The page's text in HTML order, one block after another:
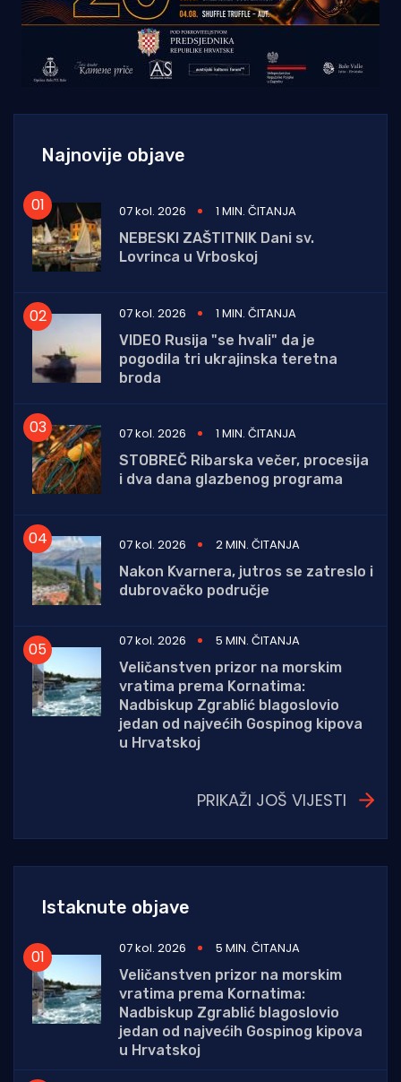
Najnovije objave
07 kol. 2026
1 MIN. ČITANJA
NEBESKI ZAŠTITNIK Dani sv.
Lovrinca u Vrboskoj
07 kol. 2026
1 MIN. ČITANJA
VIDEO Rusija "se hvali" da je
pogodila tri ukrajinska teretna
broda
07 kol. 2026
1 MIN. ČITANJA
STOBREČ Ribarska večer, procesija
i dva dana glazbenog programa
07 kol. 2026
2 MIN. ČITANJA
Nakon Kvarnera, jutros se zatreslo i
dubrovačko područje
07 kol. 2026
5 MIN. ČITANJA
Veličanstven prizor na morskim
vratima prema Kornatima:
Nadbiskup Zgrablić blagoslovio
jedan od najvećih Gospinog kipova
u Hrvatskoj
PRIKAŽI JOŠ VIJESTI
Istaknute objave
07 kol. 2026
5 MIN. ČITANJA
Veličanstven prizor na morskim
vratima prema Kornatima:
Nadbiskup Zgrablić blagoslovio
jedan od najvećih Gospinog kipova
u Hrvatskoj